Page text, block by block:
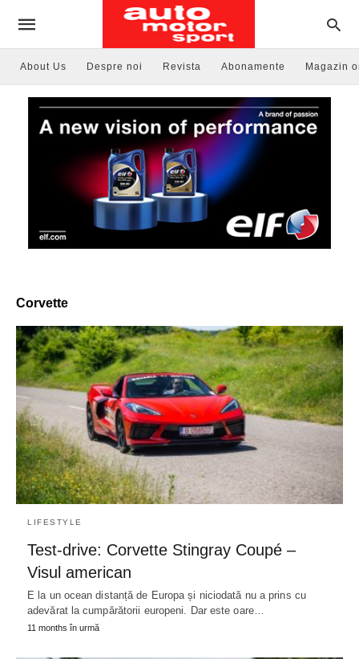
About Us Despre noi Revista Abonamente Magazin
Corvette
LIFESTYLE
Test-drive: Corvette Stingray Coupé –
Visul american
E la un ocean distanță de Europa și niciodată nu a prins cu
adevărat la cumpărătorii europeni. Dar este oare…
11 months în urmă